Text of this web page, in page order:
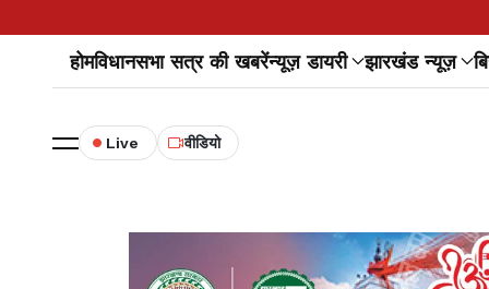
होमविधानसभा सत्र की खबरेंन्यूज़ डायरी झारखंड न्यूज़
Live वीडियो